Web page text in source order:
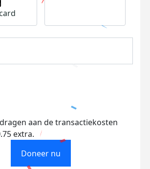
aan de transactiekosten
extra.
Doneer nu